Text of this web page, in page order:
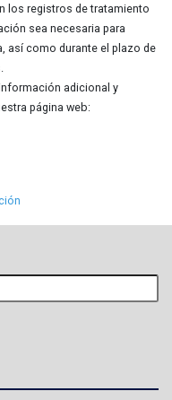
los registros de tratamiento
sea necesaria para
así como durante el plazo de
adicional y
página web: